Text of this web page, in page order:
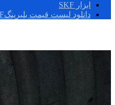
ابزار SKF
دانلود لیست قیمت بلبرینگSKF